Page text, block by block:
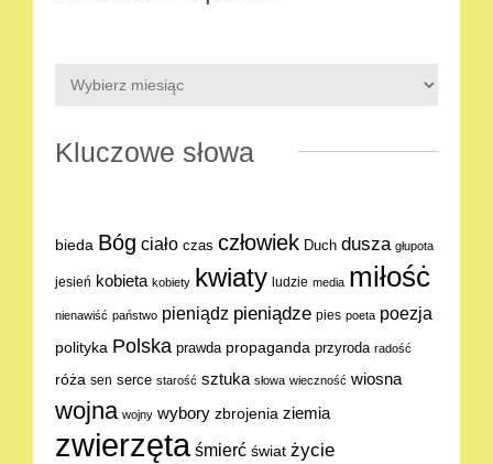
Kluczowe słowa
bieda Bóg ciało czas człowiek Duch dusza głupota
jesień kobieta kobiety kwiaty ludzie media miłośċ
nienawiść państwo pieniądz pieniądze pies poeta poezja
polityka Polska prawda propaganda przyroda radość
róża sen serce starość sztuka słowa wieczność wiosna
wojna wojny wybory zbrojenia ziemia
zwierzęta śmierć świat życie